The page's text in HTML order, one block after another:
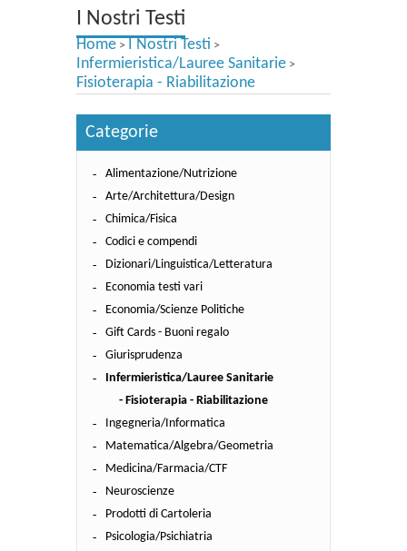
Testi scolastici
Carta Cultura e Carta del Merito - Carta Docente
I nostri servizi
I Nostri Testi
Home > I Nostri Testi >
Infermieristica/Lauree Sanitarie >
Fisioterapia - Riabilitazione
Categorie
Alimentazione/Nutrizione
Arte/Architettura/Design
Chimica/Fisica
Codici e compendi
Dizionari/Linguistica/Letteratura
Economia testi vari
Economia/Scienze Politiche
Gift Cards - Buoni regalo
Giurisprudenza
Infermieristica/Lauree Sanitarie
- Fisioterapia - Riabilitazione
Ingegneria/Informatica
Matematica/Algebra/Geometria
Medicina/Farmacia/CTF
Neuroscienze
Prodotti di Cartoleria
Psicologia/Psichiatria